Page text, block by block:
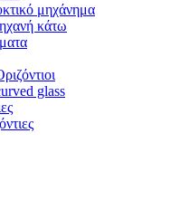
μηχάνημα
κάτω
glass